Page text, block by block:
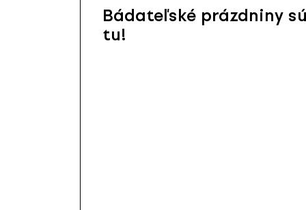
Bádateľské prázdniny
tu!